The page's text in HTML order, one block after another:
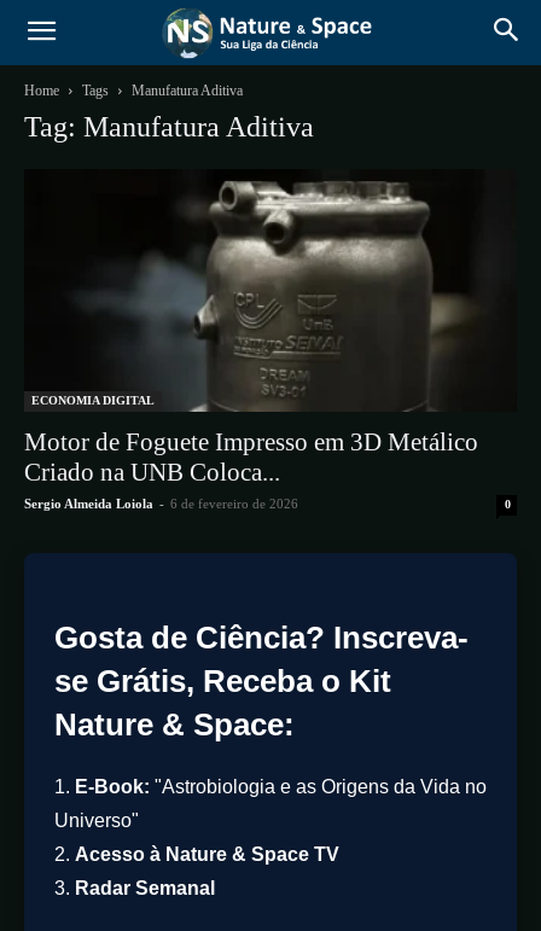
Home Tags Manufatura Aditiva
Tag: Manufatura Aditiva
ECONOMIA DIGITAL
Motor de Foguete Impresso em 3D Metálico
Criado na UNB Coloca...
Sergio Almeida Loiola - 6 de fevereiro de 2026 0
Gosta de Ciência? Inscreva-
se Grátis, Receba o Kit
Nature & Space:
1. E-Book: "Astrobiologia e as Origens da Vida no
Universo"
2. Acesso à Nature & Space TV
3. Radar Semanal